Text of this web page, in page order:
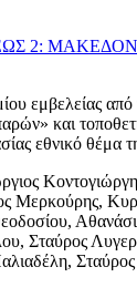
2:
εμβελείας
και
εθνικό θέμα
Μερκούρης,
Σταύρος